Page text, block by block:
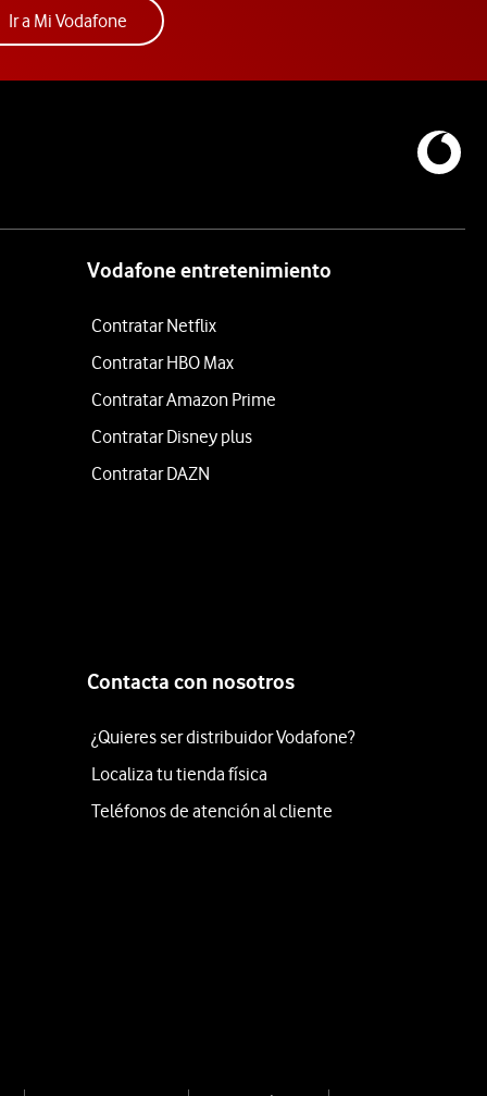
Ir a Mi VodafoneAcceder a la app Mi Vodafone. Abre ventana
Vodafone entretenimiento
Contratar Netflix
Contratar HBO Max
Contratar Amazon Prime
Contratar Disney plus
Contratar DAZN
Contacta con nosotros
¿Quieres ser distribuidor Vodafone?
Localiza tu tienda física
Teléfonos de atención al cliente